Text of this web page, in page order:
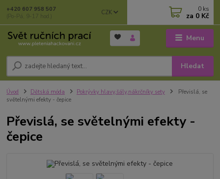
Menu
CZK
Hledat
+420 607 958 507
(Po-Pá, 9-17 hod.)
0 ks
za 0 Kč
Úvod Dětská móda Pokrývky hlavy,šály,nákrčníky sety
Převislá, se
světelnými efekty - čepice
Převislá, se světelnými efekty -
čepice